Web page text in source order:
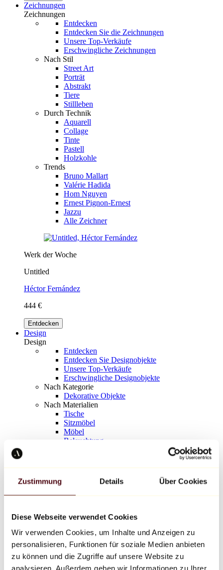
Zustimmung Details Über Cookies
Diese Webseite verwendet Cookies
Wir verwenden Cookies, um Inhalte und Anzeigen zu
personalisieren, Funktionen für soziale Medien anbieten
zu können und die Zugriffe auf unsere Website zu
analysieren. Außerdem geben wir Informationen zu Ihrer
Zeichnungen
Zeichnungen
Entdecken
Entdecken Sie die Zeichnungen
Unsere Top-Verkäufe
Erschwingliche Zeichnungen
Nach Stil
Street Art
Porträt
Abstrakt
Tiere
Stillleben
Durch Technik
Aquarell
Collage
Tinte
Pastell
Holzkohle
Trends
Bruno Mallart
Valérie Hadida
Hom Nguyen
Ernest Pignon-Ernest
Jazzu
Alle Zeichner
Werk der Woche
Untitled
Héctor Fernández
444 €
Entdecken
Design
Design
Entdecken
Entdecken Sie Designobjekte
Unsere Top-Verkäufe
Erschwingliche Designobjekte
Nach Kategorie
Dekorative Objekte
Nach Materialien
Tische
Sitzmöbel
Möbel
Beleuchtung
Richard Orlinski
Keith Haring
Jeff Koons
Jean-Michel Basquiat
Alle Designer
Werk der Woche